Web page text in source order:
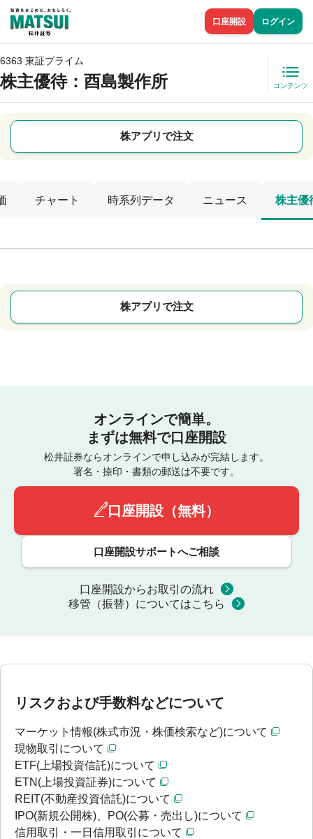
口座開設 ログイン
6363 東証プライム
株主優待：酉島製作所 コンテンツ
株アプリで注文
チャート 時系列データ ニュース 株主優
株アプリで注文
オンラインで簡単。
まずは無料で口座開設
松井証券ならオンラインで申し込みが完結します。
署名・捺印・書類の郵送は不要です。
口座開設（無料）
口座開設サポートへご相談
口座開設からお取引の流れ
移管（振替）についてはこちら
リスクおよび手数料などについて
マーケット情報(株式市況・株価検索など)について
現物取引について
ETF(上場投資信託)について
ETN(上場投資証券)について
REIT(不動産投資信託)について
IPO(新規公開株)、PO(公募・売出し)について
信用取引・一日信用取引について